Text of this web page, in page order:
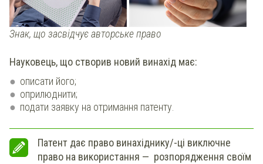
Знак, що засвідчує авторське право
Науковець, що створив новий винахід має:
описати його;
оприлюднити;
подати заявку на отримання патенту.
Патент дає право винахіднику/-ці виключне
право на використання — розпорядження своїм